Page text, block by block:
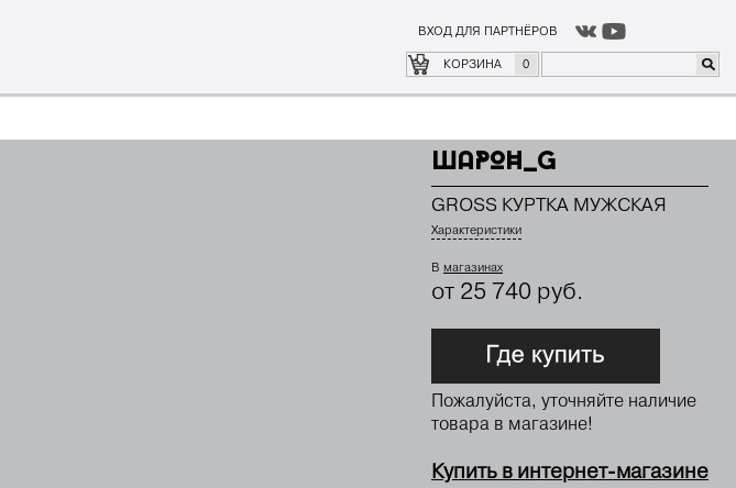
ВХОД ДЛЯ ПАРТНЁРОВ
КОРЗИНА 0
ШАРОН_G
GROSS КУРТКА МУЖСКАЯ
Характеристики
В магазинах
от 25 740 руб.
Пожалуйста, уточняйте наличие
товара в магазине!
Купить в интернет-магазине